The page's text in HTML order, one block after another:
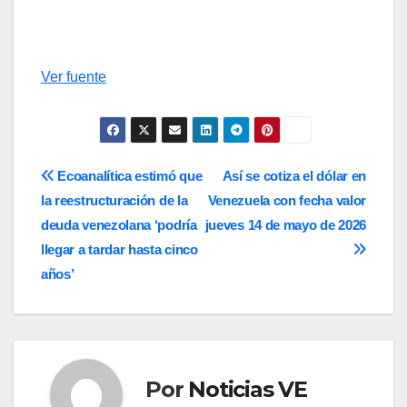
Ver fuente
Navegación
de
entradas
Así se cotiza el dólar en
Venezuela con fecha valor
jueves 14 de mayo de 2026
Ecoanalítica estimó que
la reestructuración de la
deuda venezolana ‘podría
llegar a tardar hasta cinco
años’
Por Noticias VE